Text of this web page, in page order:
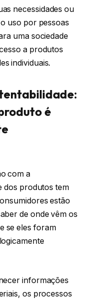
necessidades ou
uso por pessoas
uma sociedade
a produtos
individuais.
é
com a
dos produtos tem
estão
de onde vêm os
se eles foram
informações
os processos